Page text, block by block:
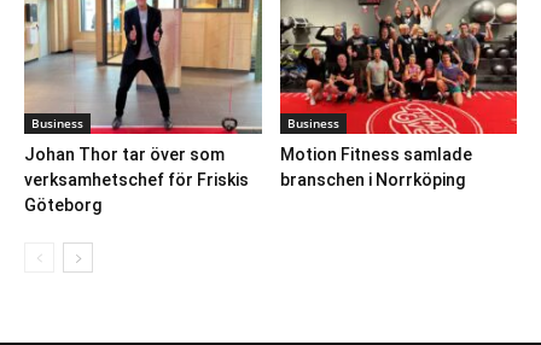
Business
Johan Thor tar över som
verksamhetschef för Friskis
Göteborg
Business
Motion Fitness samlade
branschen i Norrköping